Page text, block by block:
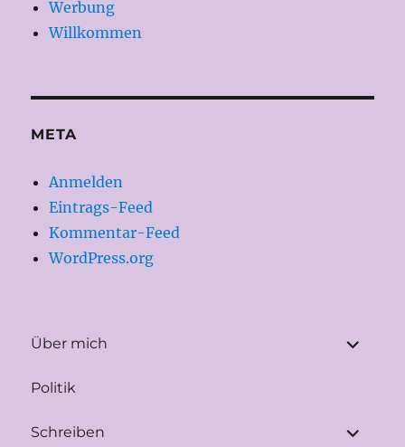
Werbung
Willkommen
META
Anmelden
Eintrags-Feed
Kommentar-Feed
WordPress.org
Über mich
öffnen
Politik
Schreiben
öffnen